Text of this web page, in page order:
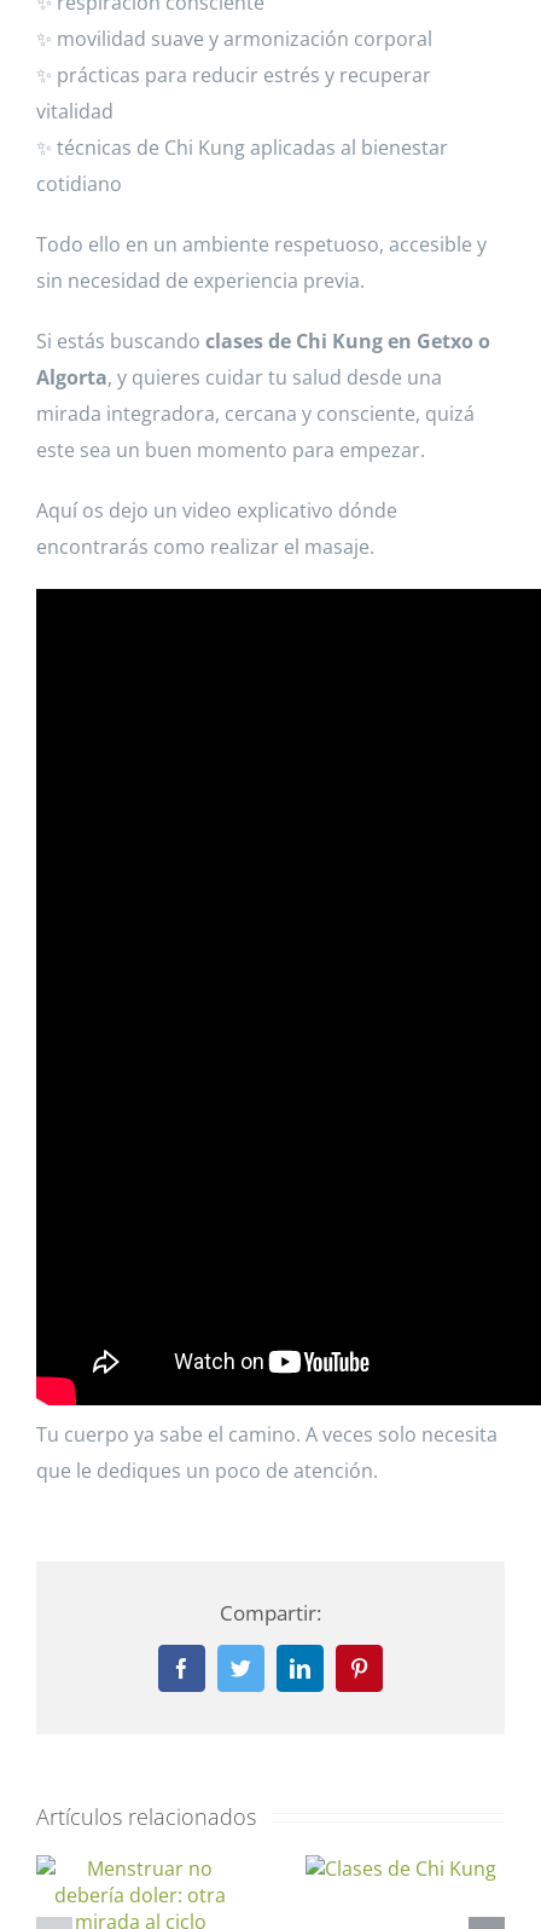
✨ movilidad suave y armonización corporal
✨ prácticas para reducir estrés y recuperar
vitalidad
✨ técnicas de Chi Kung aplicadas al bienestar
cotidiano
Todo ello en un ambiente respetuoso, accesible y
sin necesidad de experiencia previa.
Si estás buscando clases de Chi Kung en Getxo o
Algorta, y quieres cuidar tu salud desde una
mirada integradora, cercana y consciente, quizá
este sea un buen momento para empezar.
Aquí os dejo un video explicativo dónde
encontrarás como realizar el masaje.
Tu cuerpo ya sabe el camino. A veces solo necesita
que le dediques un poco de atención.
Compartir:
FacebookTwitterLinkedInPinterest
Artículos relacionados